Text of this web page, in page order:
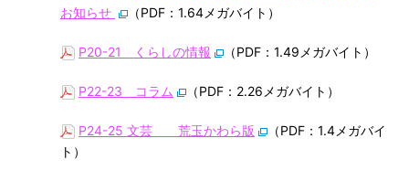
お知らせ
（PDF：1.64メガバイト）
P20-21 くらしの情報 （PDF：1.49メガバイト）
P22-23 コラム （PDF：2.26メガバイト）
P24-25 文芸 荒玉かわら版
（PDF：1.4メガバイ
ト）